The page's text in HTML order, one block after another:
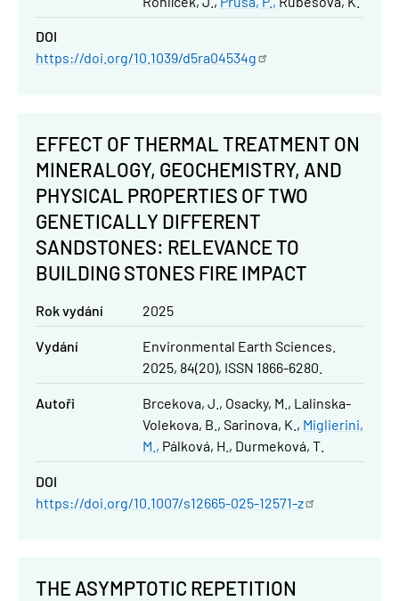
DOI
https://doi.org/10.1039/d5ra04534g
EFFECT OF THERMAL TREATMENT ON
MINERALOGY, GEOCHEMISTRY, AND
PHYSICAL PROPERTIES OF TWO
GENETICALLY DIFFERENT
SANDSTONES: RELEVANCE TO
BUILDING STONES FIRE IMPACT
Rok vydání 2025
Vydání
Environmental Earth Sciences.
2025, 84(20), ISSN 1866-6280.
Autoři Brcekova, J. Osacky, M.
Lalinska-
Volekova, B.
Sarinova, K.
Miglierini,
M.
Pálková, H. Durmeková, T.
DOI
https://doi.org/10.1007/s12665-025-12571-z
THE ASYMPTOTIC REPETITION